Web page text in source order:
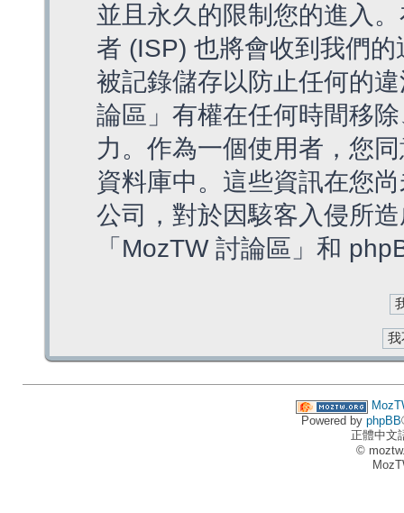
並且永久的限制您的進入
者 (ISP) 也將會收到我們
被記錄儲存以防止任何的
論區」有權在任何時間移
力。作為一個使用者，您
資料庫中。這些資訊在您
公司，對於因駭客入侵所
「MozTW 討論區」和
Powered by phpBB
正體中文
©